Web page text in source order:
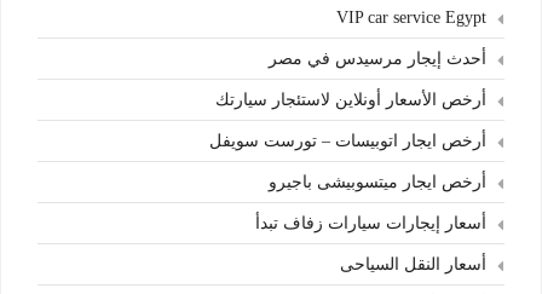
VIP car service Egypt
أحدث إيجار مرسيدس في مصر
أرخص الأسعار أونلاين لاستئجار سيارتك
أرخص ايجار اتوبيسات – تورست سويفل
أرخص ايجار ميتسوبيشى باجيرو
أسعار إيجارات سيارات زفاف تبدأ
أسعار النقل السياحى